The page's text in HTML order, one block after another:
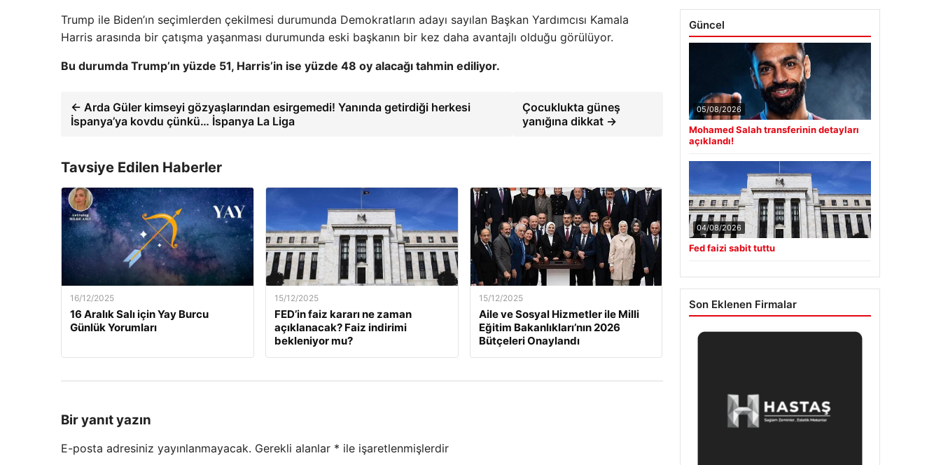
Trump ile Biden’ın seçimlerden çekilmesi durumunda Demokratların adayı sayılan Başkan Yardımcısı Kamala
Harris arasında bir çatışma yaşanması durumunda eski başkanın bir kez daha avantajlı olduğu görülüyor.
Bu durumda Trump’ın yüzde 51, Harris’in ise yüzde 48 oy alacağı tahmin ediliyor.
← Arda Güler kimseyi gözyaşlarından esirgemedi! Yanında getirdiği herkesi
İspanya’ya kovdu çünkü… İspanya La Liga
Çocuklukta güneş
yanığına dikkat →
Tavsiye Edilen Haberler
16/12/2025
16 Aralık Salı için Yay Burcu
Günlük Yorumları
15/12/2025
FED’in faiz kararı ne zaman
açıklanacak? Faiz indirimi
bekleniyor mu?
15/12/2025
Aile ve Sosyal Hizmetler ile Milli
Eğitim Bakanlıkları’nın 2026
Bütçeleri Onaylandı
Bir yanıt yazın
E-posta adresiniz yayınlanmayacak. Gerekli alanlar * ile işaretlenmişlerdir
Güncel
05/08/2026
Mohamed Salah transferinin detayları
açıklandı!
04/08/2026
Fed faizi sabit tuttu
Son Eklenen Firmalar